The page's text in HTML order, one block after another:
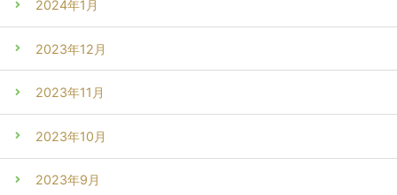
2024年1月
2023年12月
2023年11月
2023年10月
2023年9月